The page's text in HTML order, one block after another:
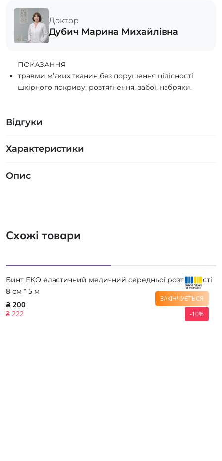
Доктор
Дубич Марина Михайлівна
ПОКАЗАННЯ
травми м’яких тканин без порушення цілісності
шкірного покриву: розтягнення, забої, набряки.
Відгуки
Характеристики
Опис
Схожі товари
ЗАКІНЧУЄТЬСЯ
-10%
Бинт ЕКО еластичний медичний середньої розтяжності
8 см * 5 м
₴ 200
₴ 222